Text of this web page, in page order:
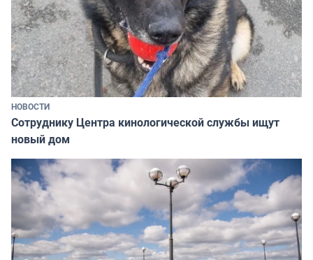
НОВОСТИ
Сотруднику Центра кинологической службы ищут
новый дом